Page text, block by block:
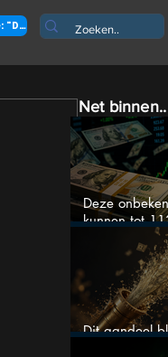
Profiteer nu van 50% korting met de kortingscode: "DANK"
Net binnen..
Deze
kunnen tot
(één springt
Dit aandeel
verhogen,